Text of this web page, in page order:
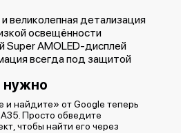
великолепная детализация
освещённости
Super AMOLED-дисплей
всегда под защитой
нужно
найдите» от Google теперь
Просто обведите
чтобы найти его через